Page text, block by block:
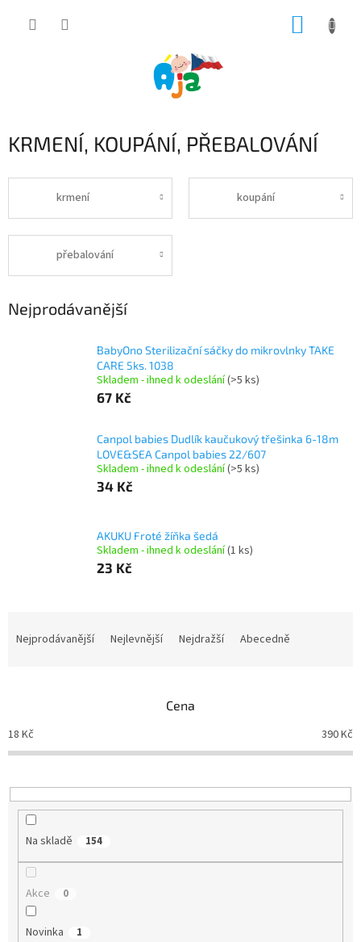
KRMENÍ, KOUPÁNÍ, PŘEBALOVÁNÍ
krmení koupání
přebalování
Nejprodávanější
BabyOno Sterilizační sáčky do mikrovlnky TAKE
CARE 5ks. 1038
Skladem - ihned k odeslání(>5 ks)
67 Kč
Canpol babies Dudlík kaučukový třešinka 6-18m
LOVE&SEA Canpol babies 22/607
Skladem - ihned k odeslání(>5 ks)
34 Kč
AKUKU Froté žíňka šedá
Skladem - ihned k odeslání(1 ks)
23 Kč
p
r
o
u
Nejprodávanější Nejlevnější Nejdražší Abecedně
Cena
18 Kč 390Kč
Na skladě 154
Akce 0
Novinka 1